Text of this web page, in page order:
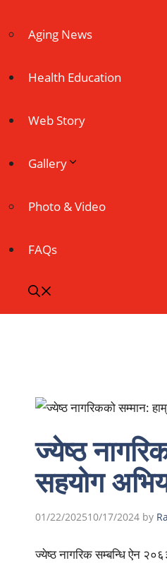
Aging News
Health Education
Web Story
Gallery
Photo & Video
FAQs
ज्येष्ठ
सहयोग
01/22/202510/17/2024 by
ज्येष्ठनागरिक सम्बन्धि ऐन